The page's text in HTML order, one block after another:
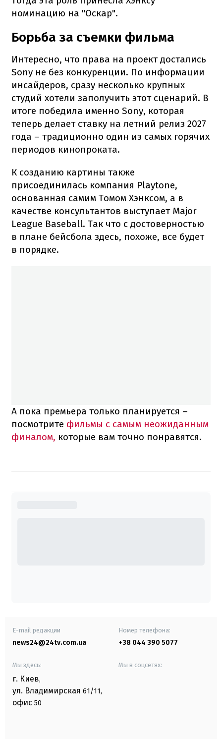
номинацию на "Оскар".
Борьба за съемки фильма
Интересно, что права на проект достались
Sony не без конкуренции. По информации
инсайдеров, сразу несколько крупных
студий хотели заполучить этот сценарий. В
итоге победила именно Sony, которая
теперь делает ставку на летний релиз 2027
года – традиционно один из самых горячих
периодов кинопроката.
К созданию картины также
присоединилась компания Playtone,
основанная самим Томом Хэнксом, а в
качестве консультантов выступает Major
League Baseball. Так что с достоверностью
в плане бейсбола здесь, похоже, все будет
в порядке.
А пока премьера только планируется –
посмотрите фильмы с самым неожиданным
финалом, которые вам точно понравятся.
E-mail редакции
news24@24tv.com.ua
Номер телефона:
+38 044 390 5077
Мы здесь:
г. Киев,
ул. Владимирская 61/11,
офис 50
Мы в соцсетях: